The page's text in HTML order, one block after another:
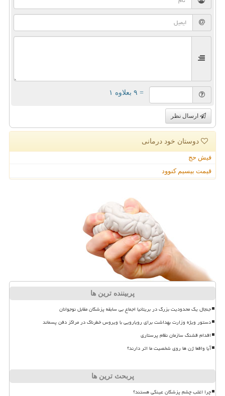
= ۹ بعلاوه ۱
ارسال نظر
دوستان خود درمانی
فیش حج
قیمت بیسیم کنوود
پربیننده ترین ها
جنجال یک محدودیت بزرگ در بریتانیا اجماع بی سابقه پزشکان مقابل نوجوانان
دستور ویژه وزارت بهداشت برای رویارویی با ویروس خطرناک در مراکز دفن پسماند
اقدام قشنگ سازمان نظام پرستاری
آیا واقعا ژن ها روی شخصیت ما اثر دارند؟
پربحث ترین ها
چرا اغلب چشم پزشکان عینکی هستند؟